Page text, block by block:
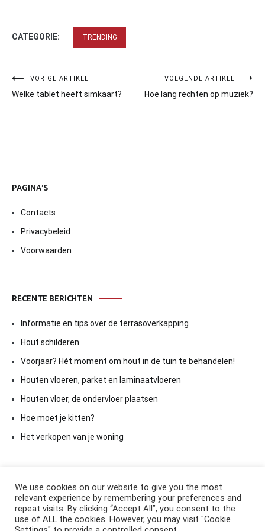
CATEGORIE: TRENDING
Bericht
navigatie
VORIGE ARTIKEL
Welke tablet heeft simkaart?
VOLGENDE ARTIKEL
Hoe lang rechten op muziek?
PAGINA’S
Contacts
Privacybeleid
Voorwaarden
RECENTE BERICHTEN
Informatie en tips over de terrasoverkapping
Hout schilderen
Voorjaar? Hét moment om hout in de tuin te behandelen!
Houten vloeren, parket en laminaatvloeren
Houten vloer, de ondervloer plaatsen
Hoe moet je kitten?
Het verkopen van je woning
We use cookies on our website to give you the most
relevant experience by remembering your preferences and
repeat visits. By clicking “Accept All”, you consent to the
use of ALL the cookies. However, you may visit "Cookie